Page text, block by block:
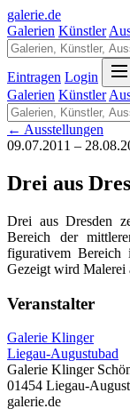
galerie.de
Galerien Künstler
Eintragen Login
Galerien Künstler
← Ausstellungen
09.07.2011 –
Drei aus
Drei aus Dresden
Bereich der
figurativem Bereich
Gezeigt wird Malerei
Veranstalter
Galerie Klinger
Liegau-Augustubad
Galerie Klinger
01454 Liegau-
galerie.de